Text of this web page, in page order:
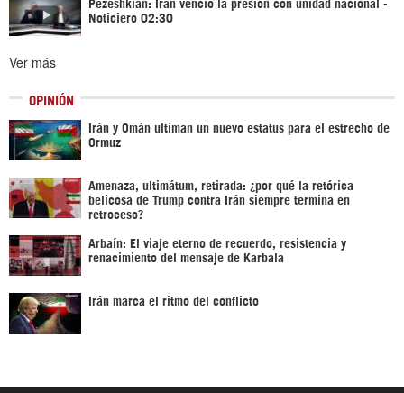
Pezeshkian: Irán venció la presión con unidad nacional -
Noticiero 02:30
Ver más
OPINIÓN
Irán y Omán ultiman un nuevo estatus para el estrecho de
Ormuz
Amenaza, ultimátum, retirada: ¿por qué la retórica
belicosa de Trump contra Irán siempre termina en
retroceso?
Arbaín: El viaje eterno de recuerdo, resistencia y
renacimiento del mensaje de Karbala
Irán marca el ritmo del conflicto